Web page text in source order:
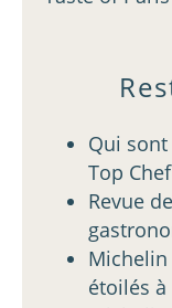
Qui
Top
Revue
Michelin
étoilés à